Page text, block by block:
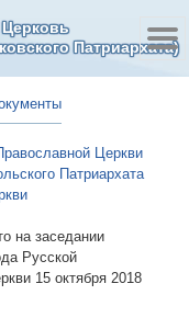
Патриархата)
Церкви
Патриархата
на заседании
Русской
15 октября 2018